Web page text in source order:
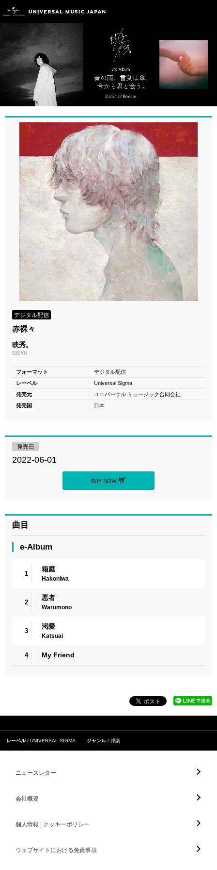
デジタル配信
赤裸々
映秀。
EISYU
フォーマット
デジタル配信
レーベル
Universal Sigma
発売元
ユニバーサル ミュージック合同会社
発売国
日本
発売日
2022-06-01
BUY NOW
曲目
e-Album
1
箱庭
Hakoniwa
2
悪者
Warumono
3
渇愛
Katsuai
4 My Friend
レーベル UNIVERSAL SIGMA ジャンル 邦楽
ニュースレター
会社概要
個人情報 | クッキーポリシー
ウェブサイトにおける免責事項